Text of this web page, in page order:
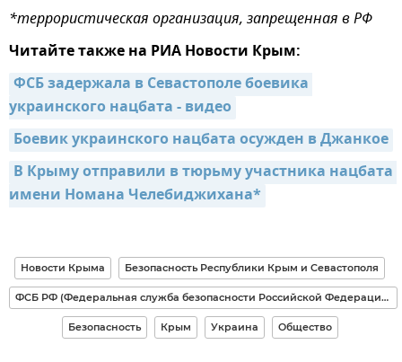
*террористическая организация, запрещенная в РФ
Читайте также на РИА Новости Крым:
ФСБ задержала в Севастополе боевика
украинского нацбата - видео
Боевик украинского нацбата осужден в Джанкое
В Крыму отправили в тюрьму участника нацбата
имени Номана Челебиджихана*
Новости Крыма Безопасность Республики Крым и Севастополя
ФСБ РФ (Федеральная служба безопасности Российской Федерации)
Безопасность Крым Украина Общество